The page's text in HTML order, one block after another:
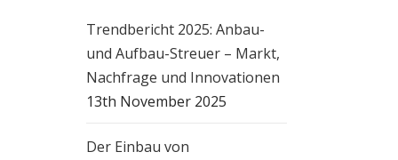
Trendbericht 2025: Anbau-
und Aufbau-Streuer – Markt,
Nachfrage und Innovationen
13th November 2025
Der Einbau von